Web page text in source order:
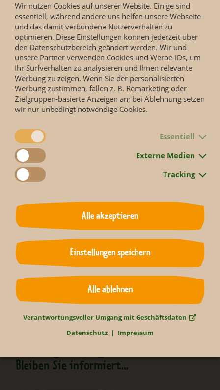
ersten Mal nehmen sie die Tiere in die Hand. Die Freude ist
groß, denn Chandras Babys sind wohlauf – und dann noch
zwei Mädchen! Nur, wie stecken die eigentlich den ersten
Tierarztbesuch weg?
Jetzt Folge 948 ansehen.
Zurück
Neugierig?
Bleiben Sie informiert...
Wir nutzen Cookies auf unserer Website. Einige sind
essentiell, während andere uns helfen unsere Webseite
und das damit verbundene Nutzerverhalten zu
optimieren. Diese Einstellungen können jederzeit über
den Datenschutzbereich geändert werden. Wir und
unsere Partner verwenden Cookies und Werbe-IDs, um
Ihr Surfverhalten zu analysieren und Ihnen relevante
Werbung zu zeigen. Wenn Sie der personalisierten
Werbung zustimmen, fallen z. B. Remarketing oder
Zielgruppen-basierte Anzeigen an; bei Ablehnung setzen
wir nur unbedingt notwendige Cookies.
Essentiell
Externe Medien
Tracking
Alle akzeptieren
Einstellungen speichern
Alle ablehnen
Verantwortungsvoller Umgang mit Geschäftsdaten
Datenschutz
Impressum